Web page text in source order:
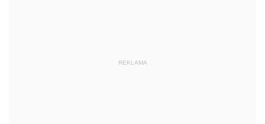
REKLAMA